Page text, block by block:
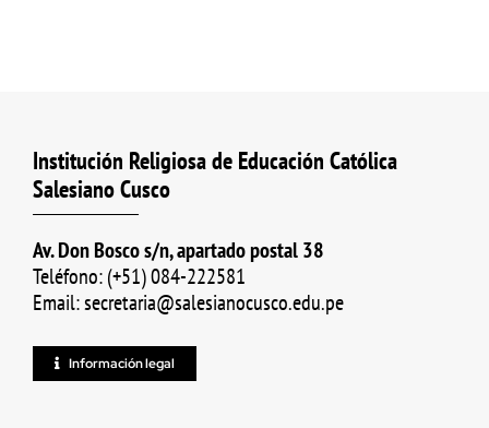
Institución Religiosa de Educación Católica
Salesiano Cusco
Av. Don Bosco s/n, apartado postal 38
Teléfono: (+51) 084-222581
Email: secretaria@salesianocusco.edu.pe
Información legal